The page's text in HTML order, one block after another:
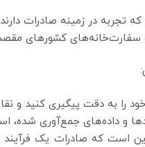
که تجربه در زمینه صادرات
سفارت‌خانه‌های کشورهای
خود را به دقت پیگیری کنید
و داده‌های جمع‌آوری شده،
است که صادرات یک فرآیند